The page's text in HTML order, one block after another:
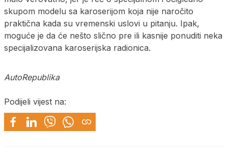
skupom modelu sa karoserijom koja nije naročito
praktična kada su vremenski uslovi u pitanju. Ipak,
moguće je da će nešto slično pre ili kasnije ponuditi neka
specijalizovana karoserijska radionica.
AutoRepublika
Podijeli vijest na: